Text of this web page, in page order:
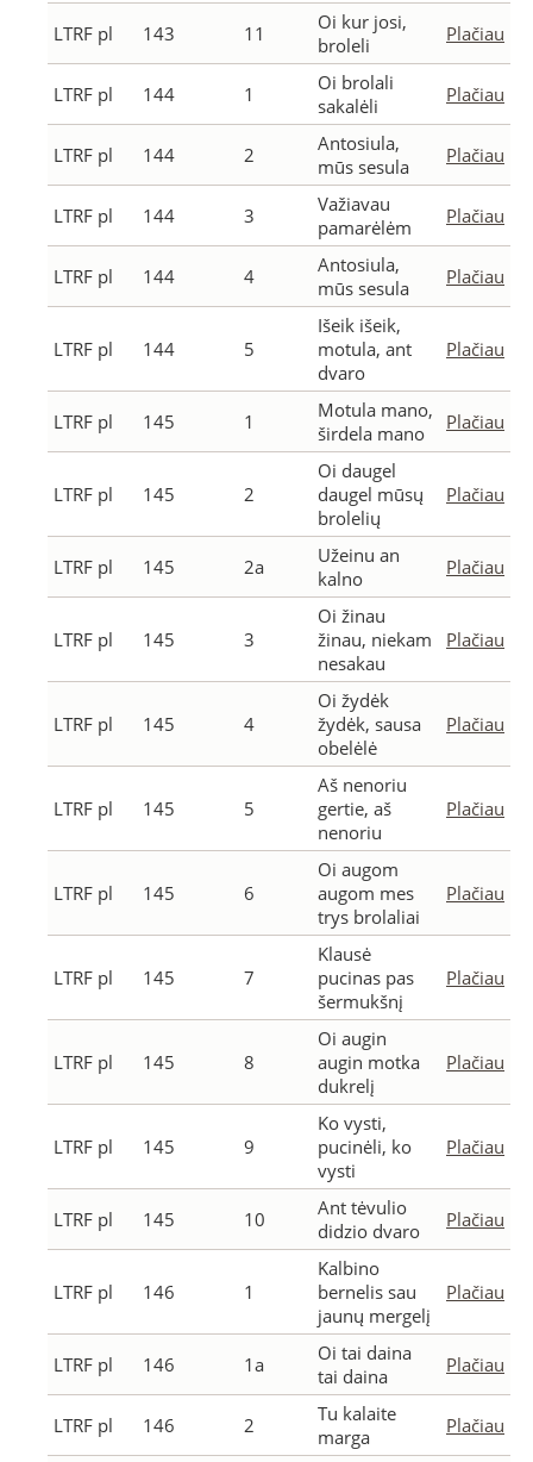
LTRF pl 143 11
Oi kur josi,
broleli
Plačiau
LTRF pl 144 1
Oi brolali
sakalėli
Plačiau
LTRF pl 144 2
Antosiula,
mūs sesula
Plačiau
LTRF pl 144 3
Važiavau
pamarėlėm
Plačiau
LTRF pl 144 4
Antosiula,
mūs sesula
Plačiau
LTRF pl 144 5
Išeik išeik,
motula, ant
dvaro
Plačiau
LTRF pl 145 1
Motula mano,
širdela mano
Plačiau
LTRF pl 145 2
Oi daugel
daugel mūsų
brolelių
Plačiau
LTRF pl 145 2a
Užeinu an
kalno
Plačiau
LTRF pl 145 3
Oi žinau
žinau, niekam
nesakau
Plačiau
LTRF pl 145 4
Oi žydėk
žydėk, sausa
obelėlė
Plačiau
LTRF pl 145 5
Aš nenoriu
gertie, aš
nenoriu
Plačiau
LTRF pl 145 6
Oi augom
augom mes
trys brolaliai
Plačiau
LTRF pl 145 7
Klausė
pucinas pas
šermukšnį
Plačiau
LTRF pl 145 8
Oi augin
augin motka
dukrelį
Plačiau
LTRF pl 145 9
Ko vysti,
pucinėli, ko
vysti
Plačiau
LTRF pl 145 10
Ant tėvulio
didzio dvaro
Plačiau
LTRF pl 146 1
Kalbino
bernelis sau
jaunų mergelį
Plačiau
LTRF pl 146 1a
Oi tai daina
tai daina
Plačiau
LTRF pl 146 2
Tu kalaite
marga
Plačiau